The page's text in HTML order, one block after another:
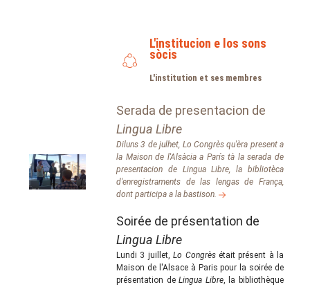
L'institucion e los sons
sòcis
L'institution et ses membres
Serada de presentacion de
Lingua Libre
Diluns 3 de julhet, Lo Congrès qu'èra present a
la Maison de l'Alsàcia a París tà la serada de
presentacion de Lingua Libre, la bibliotèca
d'enregistraments de las lengas de França,
dont participa a la bastison.
Soirée de présentation de
Lingua Libre
Lundi 3 juillet,Lo Congrèsétait présent à la
Maison de l'Alsace à Paris pour la soirée de
présentation deLingua Libre, la bibliothèque